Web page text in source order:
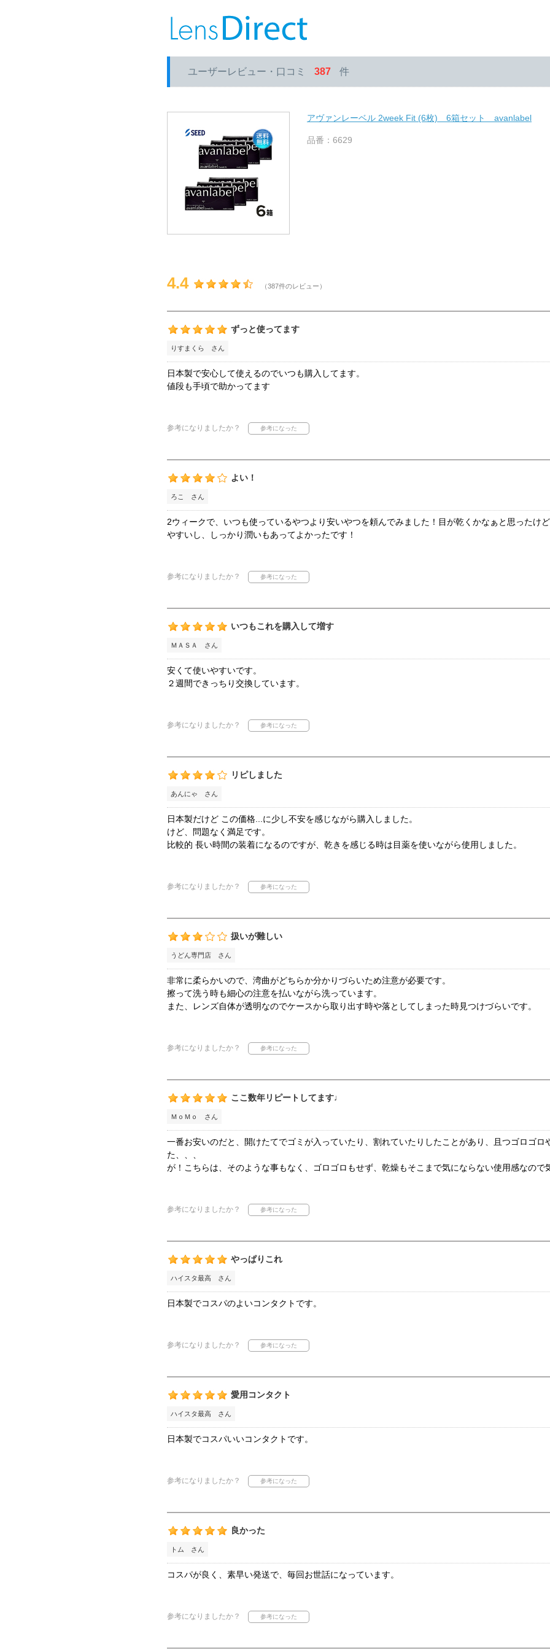
ユーザーレビュー・口コミ 387 件
アヴァンレーベル 2week Fit (6枚) 6箱セット avanlabel
品番：6629
4.4 （387件のレビュー）
ずっと使ってます
りすまくら さん
日本製で安心して使えるのでいつも購入してます。
値段も手頃で助かってます
参考になりましたか？
よい！
ろこ さん
2ウィークで、いつも使っているやつより安いやつを頼んでみました！目が乾くかなぁと思ったけ
やすいし、しっかり潤いもあってよかったです！
参考になりましたか？
いつもこれを購入して増す
ＭＡＳＡ さん
安くて使いやすいです。
２週間できっちり交換しています。
参考になりましたか？
リピしました
あんにゃ さん
日本製だけど この価格...に少し不安を感じながら購入しました。
けど、問題なく満足です。
比較的 長い時間の装着になるのですが、乾きを感じる時は目薬を使いながら使用しました。
参考になりましたか？
扱いが難しい
うどん専門店 さん
非常に柔らかいので、湾曲がどちらか分かりづらいため注意が必要です。
擦って洗う時も細心の注意を払いながら洗っています。
また、レンズ自体が透明なのでケースから取り出す時や落としてしまった時見つけづらいです。
参考になりましたか？
ここ数年リピートしてます♩
ＭｏＭｏ さん
一番お安いのだと、開けたてでゴミが入っていたり、割れていたりしたことがあり、且つゴロゴロ
た、、、
が！こちらは、そのような事もなく、ゴロゴロもせず、乾燥もそこまで気にならない使用感なので
参考になりましたか？
やっぱりこれ
ハイスタ最高 さん
日本製でコスパのよいコンタクトです。
参考になりましたか？
愛用コンタクト
ハイスタ最高 さん
日本製でコスパいいコンタクトです。
参考になりましたか？
良かった
トム さん
コスパが良く、素早い発送で、毎回お世話になっています。
参考になりましたか？